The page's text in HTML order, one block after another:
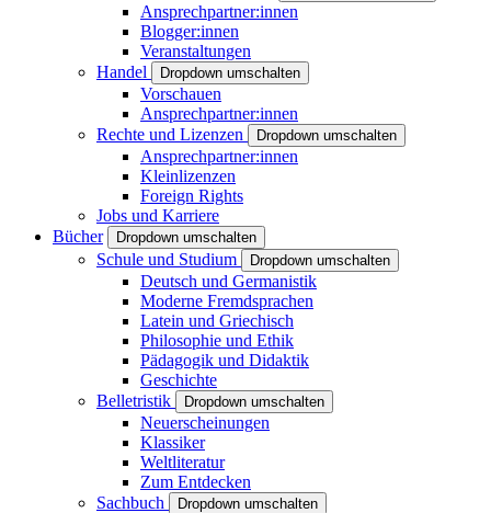
Ansprechpartner:innen
Blogger:innen
Veranstaltungen
Handel
Dropdown umschalten
Vorschauen
Ansprechpartner:innen
Rechte und Lizenzen
Dropdown umschalten
Ansprechpartner:innen
Kleinlizenzen
Foreign Rights
Jobs und Karriere
Bücher
Dropdown umschalten
Schule und Studium Dropdown umschalten
Deutsch und Germanistik
Moderne Fremdsprachen
Latein und Griechisch
Philosophie und Ethik
Pädagogik und Didaktik
Geschichte
Belletristik
Dropdown umschalten
Neuerscheinungen
Klassiker
Weltliteratur
Zum Entdecken
Sachbuch
Dropdown umschalten